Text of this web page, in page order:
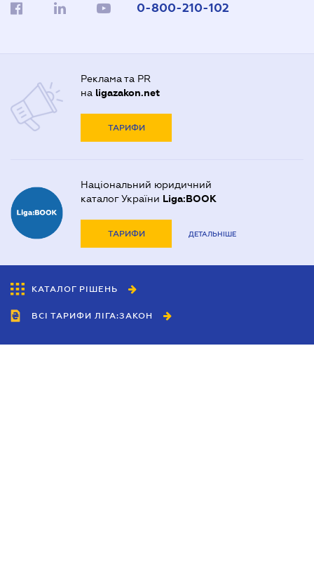
0-800-210-102
Реклама та PR
на ligazakon.net
ТАРИФИ
Національний юридичний
каталог України Liga:BOOK
ТАРИФИ ДЕТАЛЬНІШЕ
КАТАЛОГ РІШЕНЬ
ВСІ ТАРИФИ ЛІГА:ЗАКОН